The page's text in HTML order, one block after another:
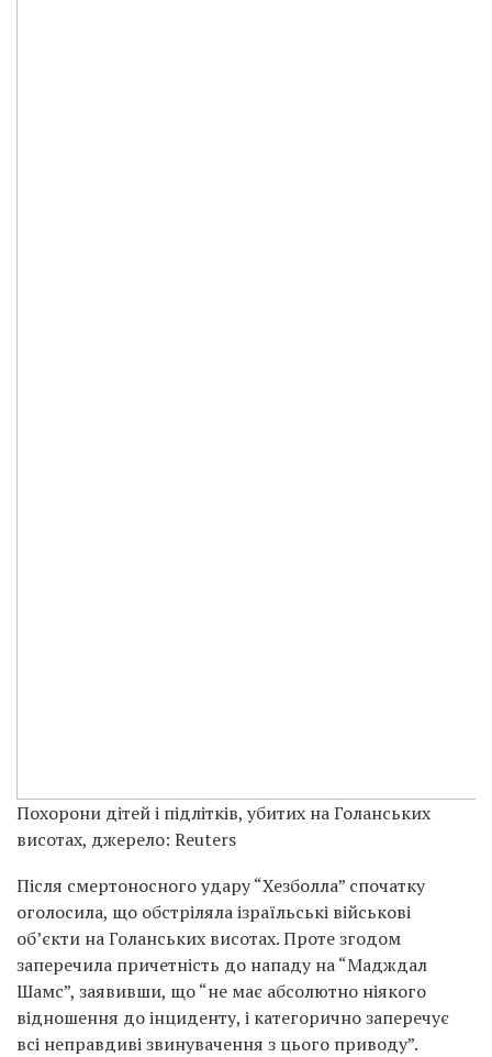
Похорони дітей і підлітків, убитих на Голанських
висотах, джерело: Reuters
Після смертоносного удару “Хезболла” спочатку
оголосила, що обстріляла ізраїльські військові
об’єкти на Голанських висотах. Проте згодом
заперечила причетність до нападу на “Мадждал
Шамс”, заявивши, що “не має абсолютно ніякого
відношення до інциденту, і категорично заперечує
всі неправдиві звинувачення з цього приводу”.